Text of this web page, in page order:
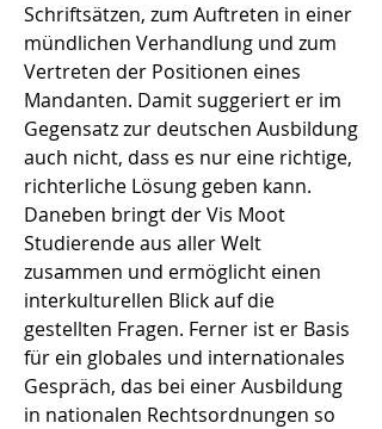
Schriftsätzen, zum Auftreten in einer
mündlichen Verhandlung und zum
Vertreten der Positionen eines
Mandanten. Damit suggeriert er im
Gegensatz zur deutschen Ausbildung
auch nicht, dass es nur eine richtige,
richterliche Lösung geben kann.
Daneben bringt der Vis Moot
Studierende aus aller Welt
zusammen und ermöglicht einen
interkulturellen Blick auf die
gestellten Fragen. Ferner ist er Basis
für ein globales und internationales
Gespräch, das bei einer Ausbildung
in nationalen Rechtsordnungen so